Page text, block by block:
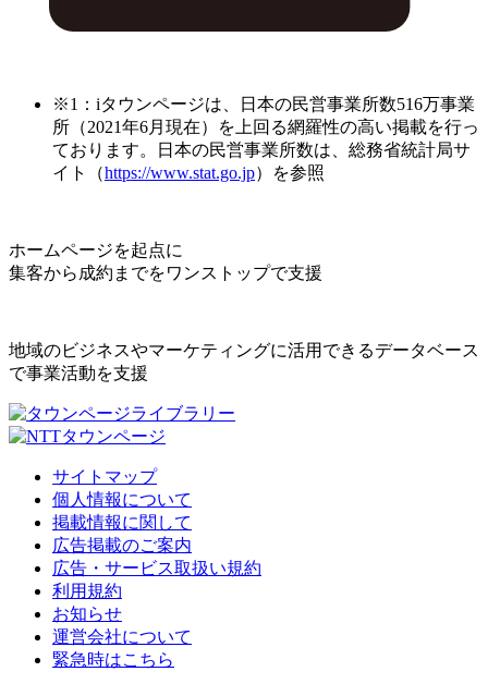
※1：iタウンページは、日本の民営事業所数516万事業
所（2021年6月現在）を上回る網羅性の高い掲載を行っ
ております。日本の民営事業所数は、総務省統計局サ
イト（https://www.stat.go.jp）を参照
ホームページを起点に
集客から成約までをワンストップで支援
地域のビジネスやマーケティングに活用できるデータベース
で事業活動を支援
サイトマップ
個人情報について
掲載情報に関して
広告掲載のご案内
広告・サービス取扱い規約
利用規約
お知らせ
運営会社について
緊急時はこちら